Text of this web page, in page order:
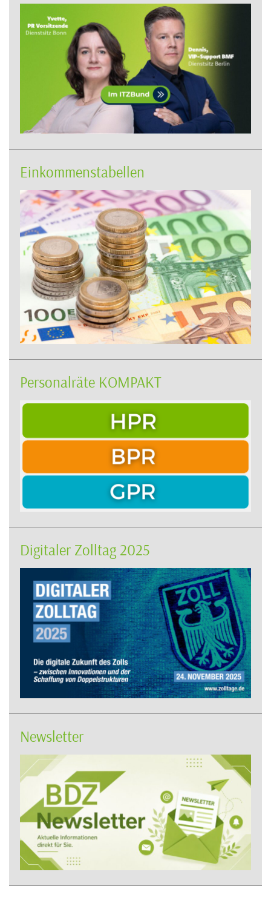
Einkommenstabellen
Personalräte KOMPAKT
Digitaler Zolltag 2025
Newsletter